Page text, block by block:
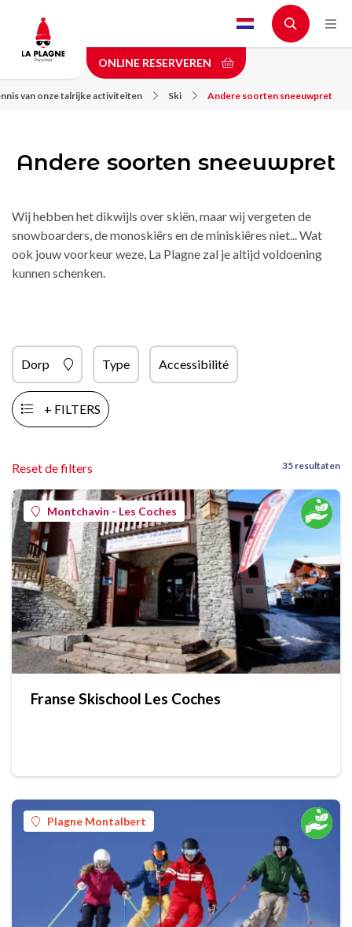
main
content
ONLINE RESERVEREN
van onze talrijke activiteiten Ski Andere soorten sneeuwpret
Andere soorten sneeuwpret
Wij hebben het dikwijls over skiën, maar wij vergeten de
snowboarders, de monoskiërs en de miniskiëres niet... Wat
ook jouw voorkeur weze, La Plagne zal je altijd voldoening
kunnen schenken.
Dorp Type Accessibilité
+ FILTERS
Reset de filters 35 resultaten
Montchavin - Les Coches
Franse Skischool Les Coches
Plagne Montalbert